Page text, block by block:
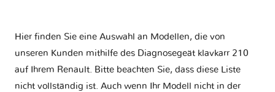
Hier finden Sie eine Auswahl an Modellen, die von
unseren Kunden mithilfe des Diagnosegeät klavkarr 210
auf Ihrem Renault. Bitte beachten Sie, dass diese Liste
nicht vollständig ist. Auch wenn Ihr Modell nicht in der